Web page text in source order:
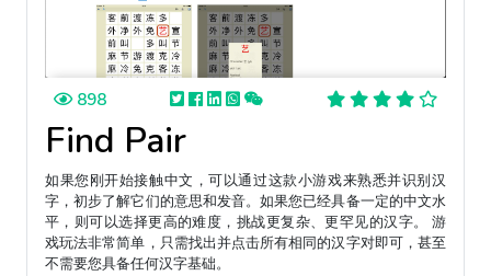
898
Find Pair
如果您刚开始接触中文，可以通过这款小游戏来熟悉并识别汉
字，初步了解它们的意思和发音。如果您已经具备一定的中文水
平，则可以选择更高的难度，挑战更复杂、更罕见的汉字。 游
戏玩法非常简单，只需找出并点击所有相同的汉字对即可，甚至
不需要您具备任何汉字基础。